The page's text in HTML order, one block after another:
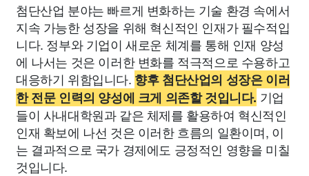
첨단산업 분야는 빠르게 변화하는 기술 환경 속에서
지속 가능한 성장을 위해 혁신적인 인재가 필수적입
니다. 정부와 기업이 새로운 체계를 통해 인재 양성
에 나서는 것은 이러한 변화를 적극적으로 수용하고
대응하기 위함입니다. 향후 첨단산업의 성장은 이러
한 전문 인력의 양성에 크게 의존할 것입니다. 기업
들이 사내대학원과 같은 체제를 활용하여 혁신적인
인재 확보에 나선 것은 이러한 흐름의 일환이며, 이
는 결과적으로 국가 경제에도 긍정적인 영향을 미칠
것입니다.